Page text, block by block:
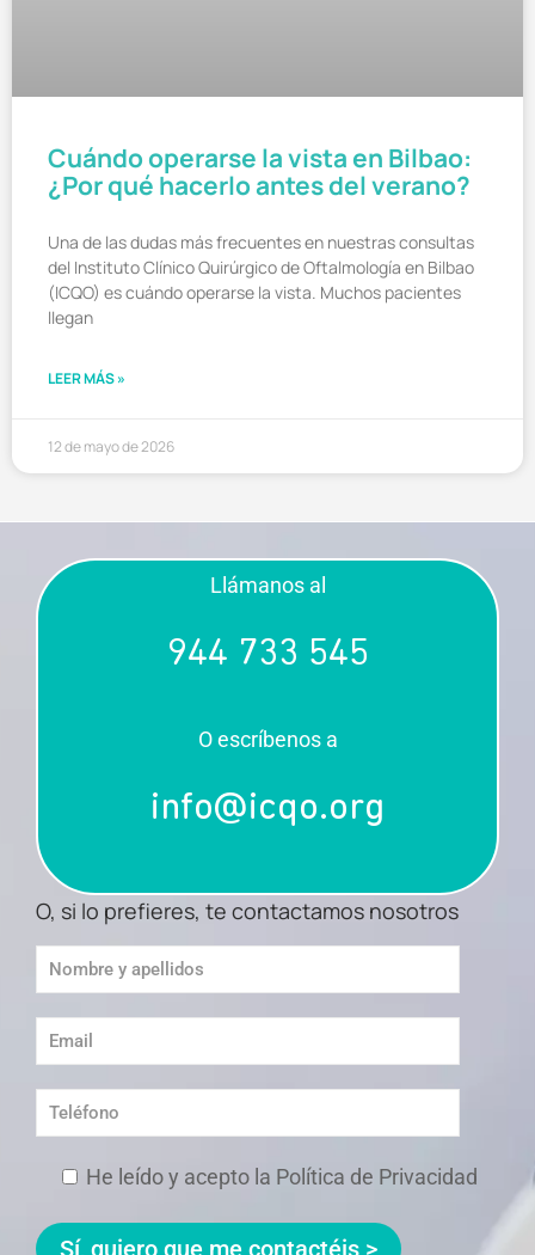
Cuándo operarse la vista en Bilbao:
¿Por qué hacerlo antes del verano?
Una de las dudas más frecuentes en nuestras consultas
del Instituto Clínico Quirúrgico de Oftalmología en Bilbao
(ICQO) es cuándo operarse la vista. Muchos pacientes
llegan
LEER MÁS »
12 de mayo de 2026
Llámanos al
944 733 545
O escríbenos a
info@icqo.org
O, si lo prefieres, te contactamos nosotros
He leído y acepto la Política de Privacidad